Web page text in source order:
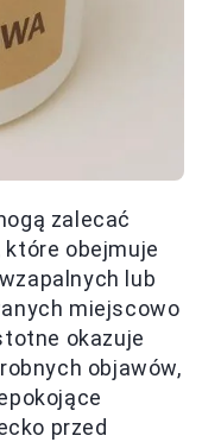
zalecać
obejmuje
lub
miejscowo
okazuje
objawów,
przed